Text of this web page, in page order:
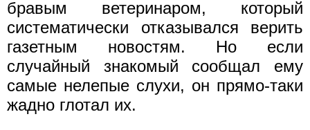
бравым ветеринаром, который
систематически отказывался верить
газетным новостям. Но если
случайный знакомый сообщал ему
самые нелепые слухи, он прямо-таки
жадно глотал их.